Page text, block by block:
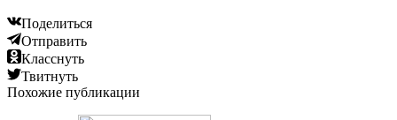
Поделиться
Отправить
Класснуть
Твитнуть
Похожие публикации